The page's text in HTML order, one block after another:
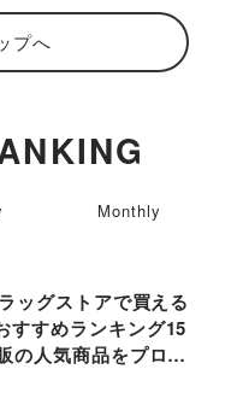
プへ
ッグストアで買える
すすめランキング15
の人気商品をプロと
Monthly